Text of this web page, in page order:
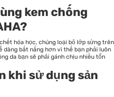
kem chống
hóa học, chúng loại bỏ lớp sừng trên
dàng bắt nắng hơn vì thế bạn phải luôn
da bạn sẽ phải gánh chịu nhiều tổn
khi sử dụng sản